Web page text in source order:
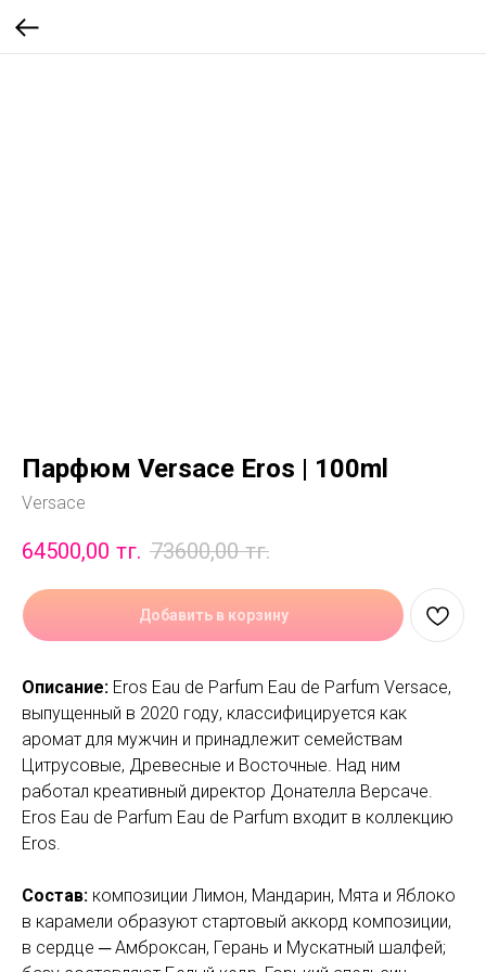
Парфюм Versace Eros | 100ml
Versace
64500,00 тг. 73600,00 тг.
Добавить в корзину
Описание: Eros Eau de Parfum Eau de Parfum Versace,
выпущенный в 2020 году, классифицируется как
аромат для мужчин и принадлежит семействам
Цитрусовые, Древесные и Восточные. Над ним
работал креативный директор Донателла Версаче.
Eros Eau de Parfum Eau de Parfum входит в коллекцию
Eros.
Состав: композиции Лимон, Мандарин, Мята и Яблоко
в карамели образуют стартовый аккорд композиции,
в сердце ─ Амброксан, Герань и Мускатный шалфей;